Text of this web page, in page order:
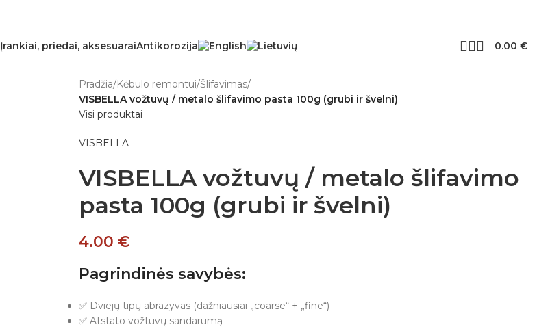
Įrankiai, priedai, aksesuaraiAntikorozija 0.00 €
Pradžia/Kėbulo remontui/Šlifavimas/
VISBELLA vožtuvų / metalo šlifavimo pasta 100g (grubi ir švelni)
Visi produktai
VISBELLA
VISBELLA vožtuvų / metalo šlifavimo
pasta 100g (grubi ir švelni)
4.00 €
Pagrindinės savybės:
✅ Dviejų tipų abrazyvas (dažniausiai „coarse“ + „fine“)
✅ Atstato vožtuvų sandarumą